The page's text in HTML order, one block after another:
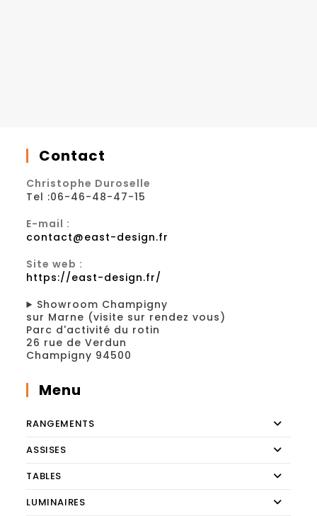
Contact
Christophe Duroselle
Tel :06-46-48-47-15
E-mail :
contact@east-design.fr
Site web :
https://east-design.fr/
Showroom Champigny
sur Marne (visite sur rendez vous)
Parc d'activité du rotin
26 rue de Verdun
Champigny 94500
Menu
RANGEMENTS
ASSISES
TABLES
LUMINAIRES